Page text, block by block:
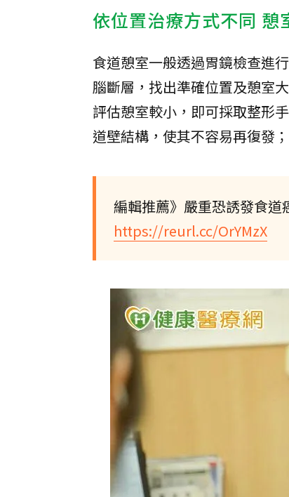
依位置治療方式不同 憩
食道憩室一般透過胃鏡檢查進
腦斷層，找出準確位置及憩室
評估憩室較小，即可採取整形
道壁結構，使其不容易再復發
編輯推薦》嚴重恐誘發食道
https://reurl.cc/OrYMzX